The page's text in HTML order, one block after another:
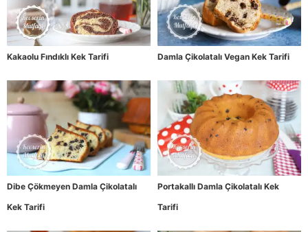
Kakaolu Fındıklı Kek Tarifi Damla Çikolatalı Vegan Kek Tarifi
Dibe Çökmeyen Damla Çikolatalı
Kek Tarifi
Portakallı Damla Çikolatalı Kek
Tarifi